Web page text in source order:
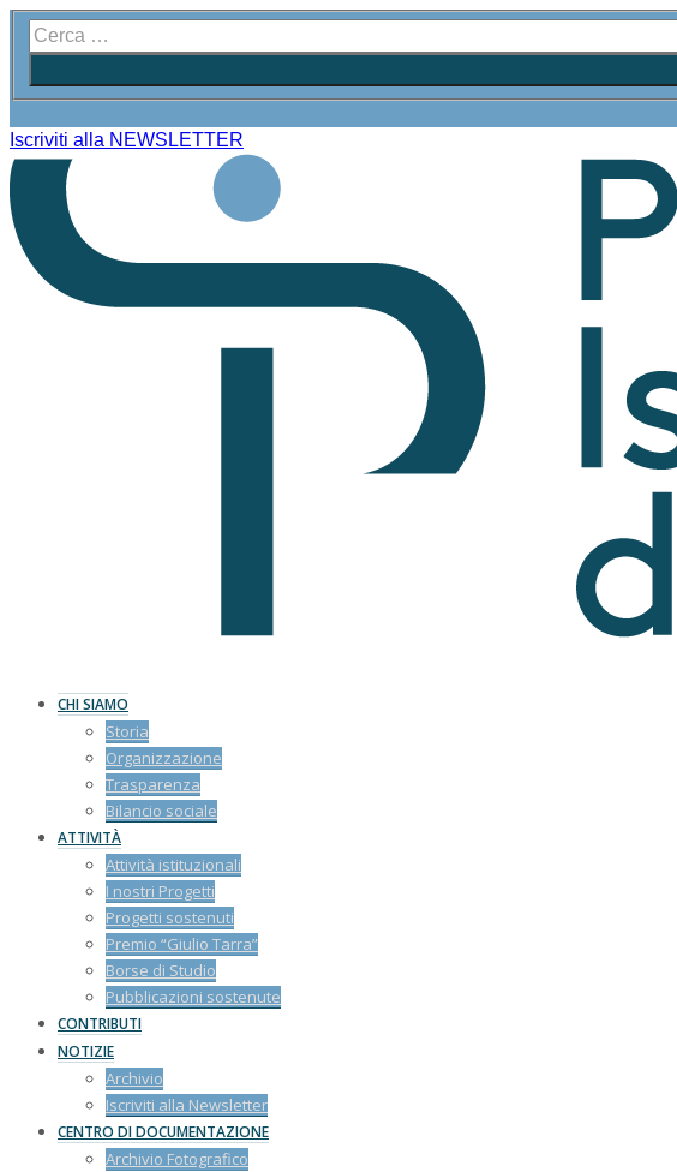
Iscriviti alla NEWSLETTER
CHI SIAMO
Storia
Organizzazione
Trasparenza
Bilancio sociale
ATTIVITÀ
Attività istituzionali
I nostri Progetti
Progetti sostenuti
Premio “Giulio Tarra”
Borse di Studio
Pubblicazioni sostenute
CONTRIBUTI
NOTIZIE
Archivio
Iscriviti alla Newsletter
CENTRO DI DOCUMENTAZIONE
Archivio Fotografico